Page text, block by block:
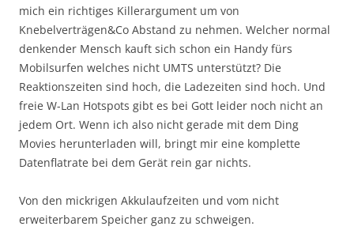
mich ein richtiges Killerargument um von
Knebelverträgen&Co Abstand zu nehmen. Welcher normal
denkender Mensch kauft sich schon ein Handy fürs
Mobilsurfen welches nicht UMTS unterstützt? Die
Reaktionszeiten sind hoch, die Ladezeiten sind hoch. Und
freie W-Lan Hotspots gibt es bei Gott leider noch nicht an
jedem Ort. Wenn ich also nicht gerade mit dem Ding
Movies herunterladen will, bringt mir eine komplette
Datenflatrate bei dem Gerät rein gar nichts.
Von den mickrigen Akkulaufzeiten und vom nicht
erweiterbarem Speicher ganz zu schweigen.